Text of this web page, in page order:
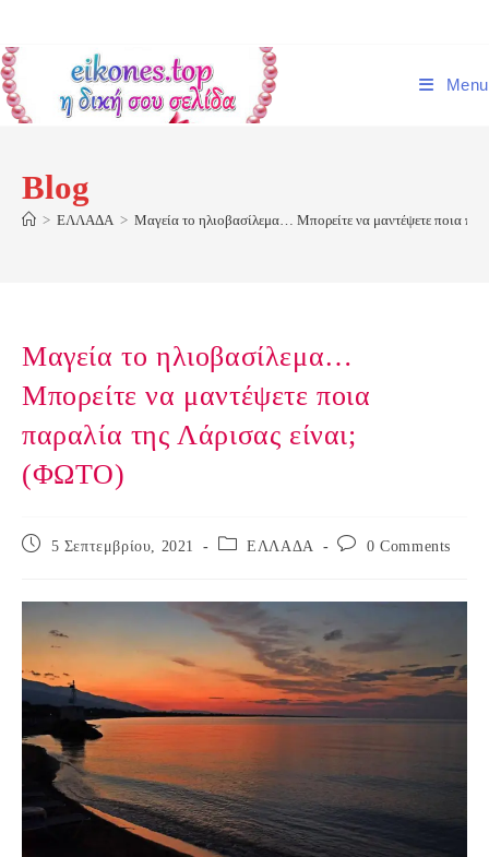
content
Menu
Blog
> ΕΛΛΑΔΑ > Μαγεία το ηλιοβασίλεμα… Μπορείτε να μαντέψετε ποια
Μαγεία το ηλιοβασίλεμα…
Μπορείτε να μαντέψετε ποια
παραλία της Λάρισας είναι;
(ΦΩΤΟ)
Post
5 Σεπτεμβρίου, 2021
Post ΕΛΛΑΔΑ
Post 0 Comments